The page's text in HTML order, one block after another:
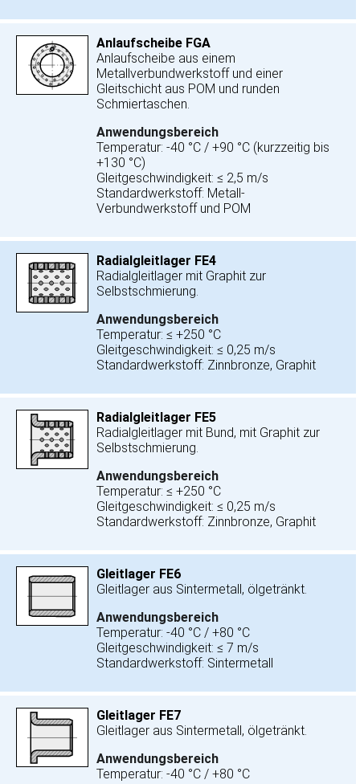
Anlaufscheibe FGA
Anlaufscheibe aus einem
Metallverbundwerkstoff und einer
Gleitschicht aus POM und runden
Schmiertaschen.
Anwendungsbereich
Temperatur: -40 °C / +90 °C (kurzzeitig bis
+130 °C)
Gleitgeschwindigkeit: ≤ 2,5 m/s
Standardwerkstoff: Metall-
Verbundwerkstoff und POM
Radialgleitlager FE4
Radialgleitlager mit Graphit zur
Selbstschmierung.
Anwendungsbereich
Temperatur: ≤ +250 °C
Gleitgeschwindigkeit: ≤ 0,25 m/s
Standardwerkstoff: Zinnbronze, Graphit
Radialgleitlager FE5
Radialgleitlager mit Bund, mit Graphit zur
Selbstschmierung.
Anwendungsbereich
Temperatur: ≤ +250 °C
Gleitgeschwindigkeit: ≤ 0,25 m/s
Standardwerkstoff: Zinnbronze, Graphit
Gleitlager FE6
Gleitlager aus Sintermetall, ölgetränkt.
Anwendungsbereich
Temperatur: -40 °C / +80 °C
Gleitgeschwindigkeit: ≤ 7 m/s
Standardwerkstoff: Sintermetall
Gleitlager FE7
Gleitlager aus Sintermetall, ölgetränkt.
Anwendungsbereich
Temperatur: -40 °C / +80 °C